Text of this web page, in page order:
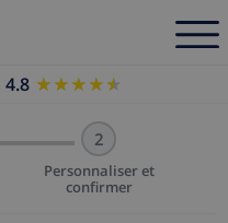
4.8 ★★★★★
★★★★★
2
Personnaliser et
confirmer